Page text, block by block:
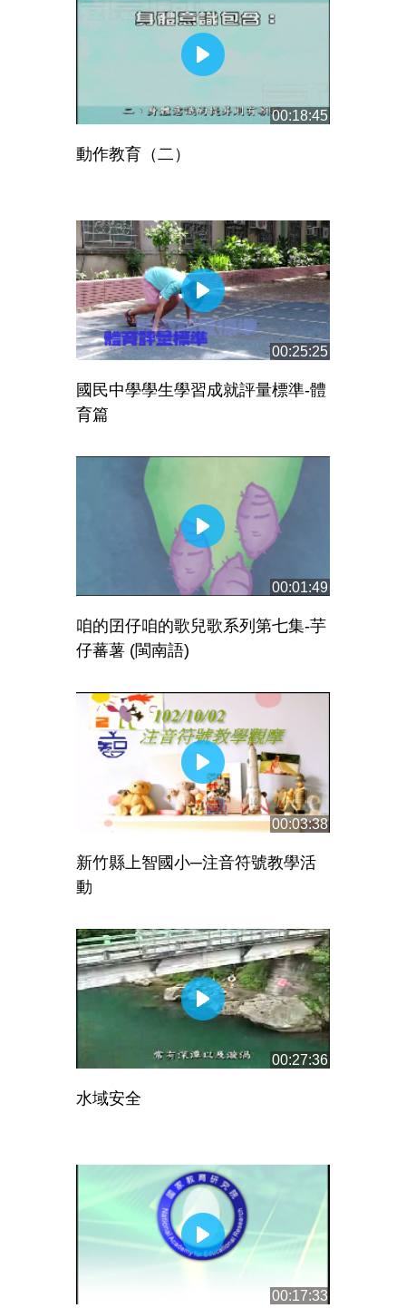
00:18:45
動作教育（二）
00:25:25
國民中學學生學習成就評量標準-體
育篇
00:01:49
咱的囝仔咱的歌兒歌系列第七集-芋
仔蕃薯 (閩南語)
00:03:38
新竹縣上智國小─注音符號教學活
動
00:27:36
水域安全
00:17:33